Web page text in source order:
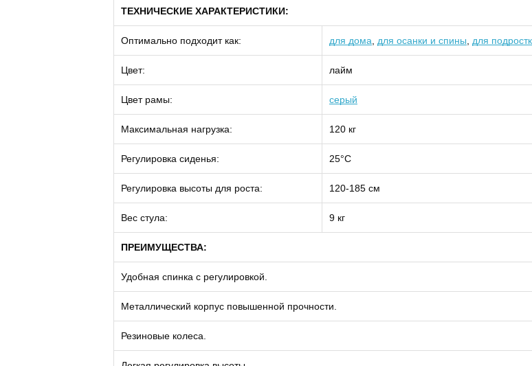
ТЕХНИЧЕСКИЕ ХАРАКТЕРИСТИКИ:
Оптимально подходит как: для дома для осанки и спины для
Цвет: лайм
Цвет рамы: серый
Максимальная нагрузка: 120 кг
Регулировка сиденья: 25°С
Регулировка высоты для роста: 120-185 см
Вес стула: 9 кг
ПРЕИМУЩЕСТВА:
Удобная спинка с регулировкой.
Металлический корпус повышенной прочности.
Резиновые колеса.